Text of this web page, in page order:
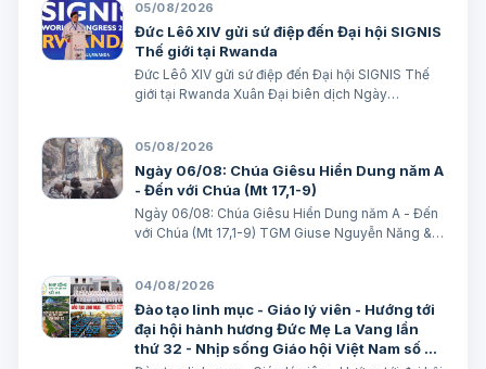
05/08/2026
Đức Lêô XIV gửi sứ điệp đến Đại hội SIGNIS
Thế giới tại Rwanda
Đức Lêô XIV gửi sứ điệp đến Đại hội SIGNIS Thế
giới tại Rwanda Xuân Đại biên dịch Ngày
Lêô XIV kêu gọi những người làm truyền thông
C…
05/08/2026
Ngày 06/08: Chúa Giêsu Hiển Dung năm A
- Đến với Chúa (Mt 17,1-9)
Ngày 06/08: Chúa Giêsu Hiển Dung năm A - Đến
với Chúa (Mt 17,1-9) TGM Giuse Nguyễn Năng &
như tuyết”. Trích sách Tiên tri…
04/08/2026
Đào tạo linh mục - Giáo lý viên - Hướng tới
đại hội hành hương Đức Mẹ La Vang lần
thứ 32 - Nhịp sống Giáo hội Việt Nam số 85